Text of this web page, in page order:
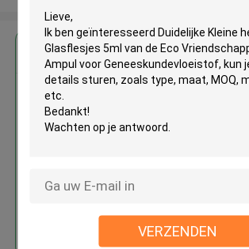
VERZENDEN
Krijg de beste prijs
Vriendschappelijke
Doorgaan